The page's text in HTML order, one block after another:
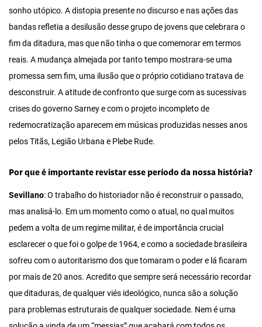
sonho utópico. A distopia presente no discurso e nas ações das
bandas refletia a desilusão desse grupo de jovens que celebrara o
fim da ditadura, mas que não tinha o que comemorar em termos
reais. A mudança almejada por tanto tempo mostrara-se uma
promessa sem fim, uma ilusão que o próprio cotidiano tratava de
desconstruir. A atitude de confronto que surge com as sucessivas
crises do governo Sarney e com o projeto incompleto de
redemocratização aparecem em músicas produzidas nesses anos
pelos Titãs, Legião Urbana e Plebe Rude.
Por que é importante revistar esse período da nossa história?
Sevillano: O trabalho do historiador não é reconstruir o passado,
mas analisá-lo. Em um momento como o atual, no qual muitos
pedem a volta de um regime militar, é de importância crucial
esclarecer o que foi o golpe de 1964, e como a sociedade brasileira
sofreu com o autoritarismo dos que tomaram o poder e lá ficaram
por mais de 20 anos. Acredito que sempre será necessário recordar
que ditaduras, de qualquer viés ideológico, nunca são a solução
para problemas estruturais de qualquer sociedade. Nem é uma